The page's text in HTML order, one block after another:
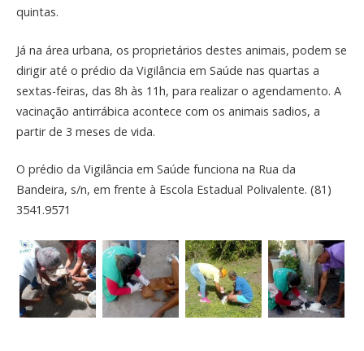
quintas.
Já na área urbana, os proprietários destes animais, podem se
dirigir até o prédio da Vigilância em Saúde nas quartas a
sextas-feiras, das 8h às 11h, para realizar o agendamento. A
vacinação antirrábica acontece com os animais sadios, a
partir de 3 meses de vida.
O prédio da Vigilância em Saúde funciona na Rua da
Bandeira, s/n, em frente à Escola Estadual Polivalente. (81)
3541.9571